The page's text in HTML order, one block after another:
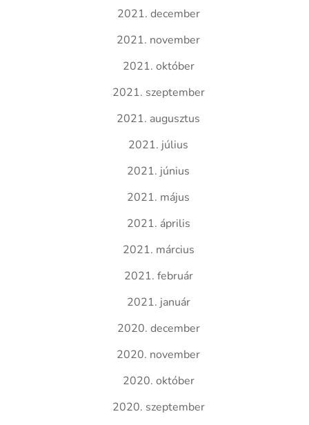
2021. december
2021. november
2021. október
2021. szeptember
2021. augusztus
2021. július
2021. június
2021. május
2021. április
2021. március
2021. február
2021. január
2020. december
2020. november
2020. október
2020. szeptember